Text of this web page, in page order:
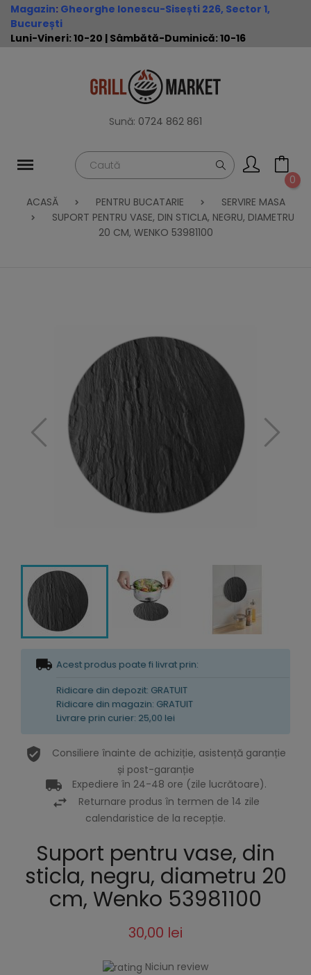
Magazin: Gheorghe Ionescu-Sisești 226, Sector 1,
București
Luni-Vineri: 10-20 | Sâmbătă-Duminică: 10-16
Sună: 0724 862 861
0
ACASĂ
PENTRU BUCATARIE
SERVIRE MASA
SUPORT PENTRU VASE, DIN STICLA, NEGRU, DIAMETRU
20 CM, WENKO 53981100
Acest produs poate fi livrat prin:
Ridicare din depozit: GRATUIT
Ridicare din magazin: GRATUIT
Livrare prin curier: 25,00 lei
Consiliere înainte de achiziție, asistență garanție
și post-garanție
Expediere în 24-48 ore (zile lucrătoare).
Returnare produs în termen de 14 zile
calendaristice de la recepție.
Suport pentru vase, din
sticla, negru, diametru 20
cm, Wenko 53981100
30,00 lei
Niciun review